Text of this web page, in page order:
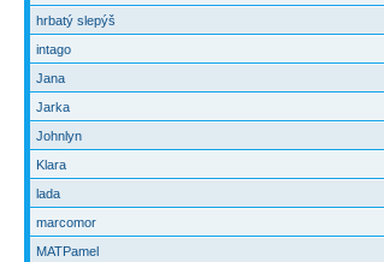
hrbatý slepýš
intago
Jana
Jarka
Johnlyn
Klara
lada
marcomor
MATPamel